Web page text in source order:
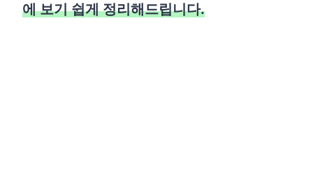
에 보기 쉽게 정리해드립니다.